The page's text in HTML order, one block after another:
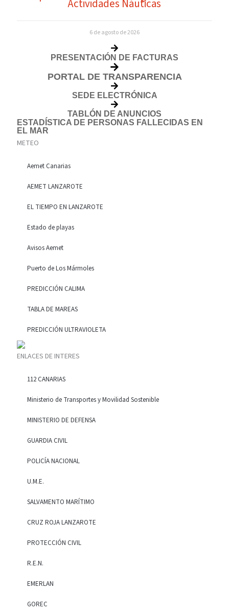
Actividades Náuticas
6 de agosto de 2026
PRESENTACIÓN DE FACTURAS
PORTAL DE TRANSPARENCIA
SEDE ELECTRÓNICA
TABLÓN DE ANUNCIOS
ESTADÍSTICA DE PERSONAS FALLECIDAS EN
EL MAR
METEO
Aemet Canarias
AEMET LANZAROTE
EL TIEMPO EN LANZAROTE
Estado de playas
Avisos Aemet
Puerto de Los Mármoles
PREDICCIÓN CALIMA
TABLA DE MAREAS
PREDICCIÓN ULTRAVIOLETA
ENLACES DE INTERES
112 CANARIAS
Ministerio de Transportes y Movilidad Sostenible
MINISTERIO DE DEFENSA
GUARDIA CIVIL
POLICÍA NACIONAL
U.M.E.
SALVAMENTO MARÍTIMO
CRUZ ROJA LANZAROTE
PROTECCIÓN CIVIL
R.E.N.
EMERLAN
GOREC